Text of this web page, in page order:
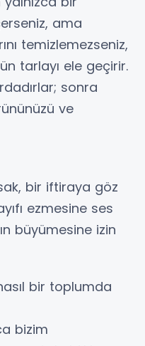
ama
temizlemezseniz,
tarlayı ele geçirir.
sonra
ve
bir iftiraya göz
ezmesine ses
büyümesine izin
bir toplumda
bizim